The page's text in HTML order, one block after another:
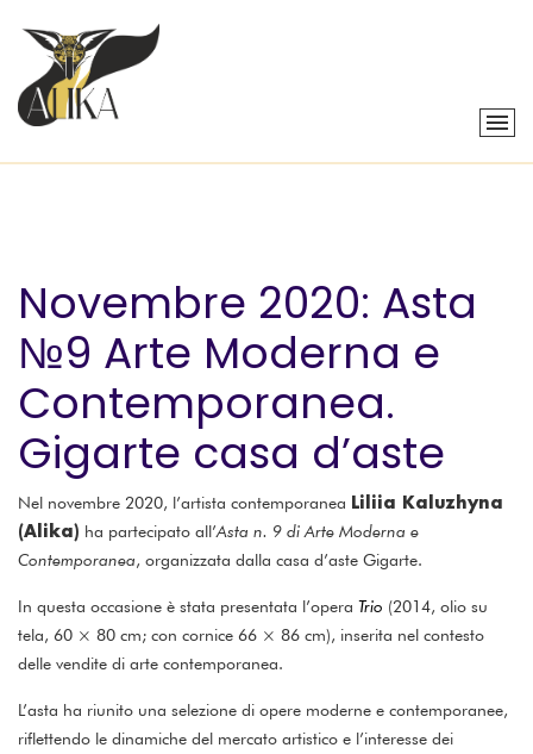
Novembre 2020: Asta
№9 Arte Moderna e
Contemporanea.
Gigarte casa d’aste
Nel novembre 2020, l’artista contemporanea Liliia Kaluzhyna
(Alika) ha partecipato all’Asta n. 9 di Arte Moderna e
Contemporanea, organizzata dalla casa d’aste Gigarte.
In questa occasione è stata presentata l’opera Trio (2014, olio su
tela, 60 × 80 cm; con cornice 66 × 86 cm), inserita nel contesto
delle vendite di arte contemporanea.
L’asta ha riunito una selezione di opere moderne e contemporanee,
riflettendo le dinamiche del mercato artistico e l’interesse dei